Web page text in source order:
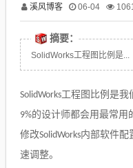
溪风博客 06-04
摘要：
SolidWorks工程图比例是...
SolidWorks工程图比例 是我
9%的设计师都会用最常用
修改SolidWorks内部软件配
速调整。